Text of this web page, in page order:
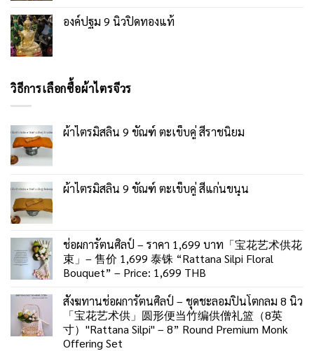
องค์ปฐม 9 นิ้วปิดทองแท้
วิธีการเลือกซื้อผ้าไตรจีวร
ผ้าไตรมิสลิน 9 ขัณฑ์ ตะเข็บคู่ สีราชนิยม
ผ้าไตรมิสลิน 9 ขัณฑ์ ตะเข็บคู่ สีแก่นขนุน
ช่อผการัตนศิลป์ – ราคา 1,699 บาท「宝花艺术供花
束」– 售价 1,699 泰铢 “Rattana Silpi Floral
Bouquet” – Price: 1,699 THB
สังฆทานช่อผการัตนศิลป์ – ชุดชะลอมปิ่นโตกลม 8 นิ้ว
「宝花艺术供」圆形便当竹编供僧礼篮（8英
寸）"Rattana Silpi" – 8” Round Premium Monk
Offering Set